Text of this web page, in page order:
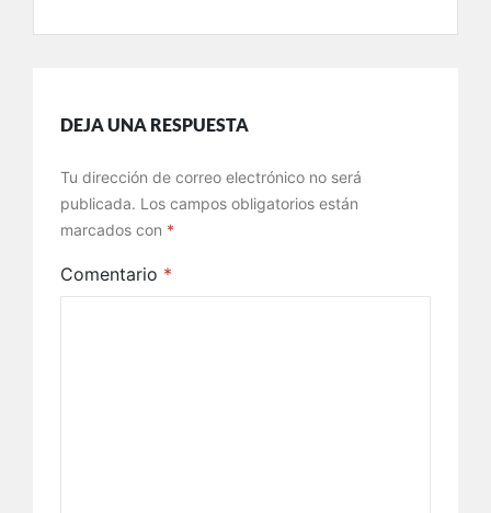
DEJA UNA RESPUESTA
Tu dirección de correo electrónico no será
publicada. Los campos obligatorios están
marcados con *
Comentario *